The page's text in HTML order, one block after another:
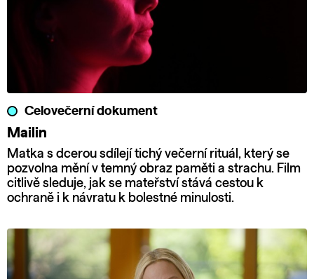
Celovečerní dokument
Mailin
Matka s dcerou sdílejí tichý večerní rituál, který se
pozvolna mění v temný obraz paměti a strachu. Film
citlivě sleduje, jak se mateřství stává cestou k
ochraně i k návratu k bolestné minulosti.